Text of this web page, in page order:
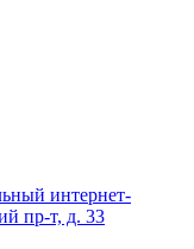
интернет-
пр-т, д. 33